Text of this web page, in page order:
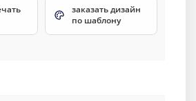
заказать дизайн
по шаблону